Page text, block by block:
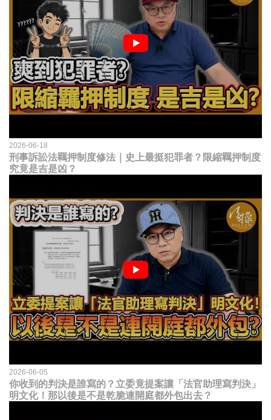
2026-06-18
刑事訴訟法羈押制度修法｜史上最挺犯罪者？限縮羈押制度
究竟是吉是凶？
2026-06-05
你收到的判決是誰寫的？立委竟提案讓「法官助理寫判決」
明文化！那以後是不是乾脆連開庭都外包出去？